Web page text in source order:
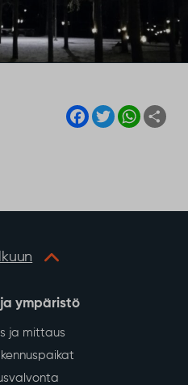
F
a
T
w
W
h
ympäristö
ja mittaus